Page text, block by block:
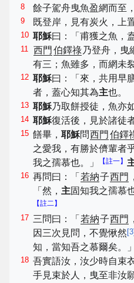
8 餘子駕舟曳魚盈網而至
9 既登岸，見有炭火，上
10 耶穌曰：「甫獲之魚，
11 西門 伯鐸祿乃登舟，曳
有三；魚雖多，而網未裂
12 耶穌曰：「來，共用早
者，蓋心知其為主也。
13 耶穌乃取餅授徒，魚亦
14 耶穌復活後，見於諸徒
15 饍畢，耶穌問西門 伯鐸
之愛我，有勝於儕輩者
我之孺慕也。」
【註一】
16 再問曰：「 若納子西門
「然，主固知我之孺慕
【註二】
17 三問曰：「 若納子西門
因三次見問，不覺愀然 [3]
知，當知吾之慕爾矣。
18 吾實語汝，汝少時自束
手見束於人，曳至非汝